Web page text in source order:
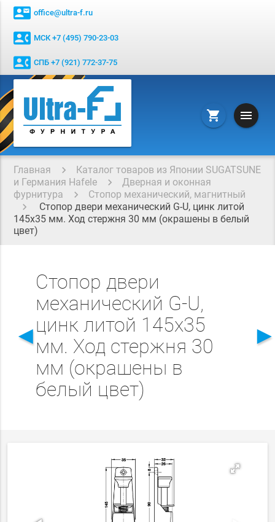
contact_mail office@ultra-f.ru
contact_phone МСК +7 (495) 790-23-03
contact_phone СПБ +7 (921) 772-37-75
shopping_cart menu
Главная
Каталог товаров из Японии SUGATSUNE
и Германия Hafele
Дверная и оконная
фурнитура
Стопор механический, магнитный
Стопор двери механический G-U, цинк литой
145х35 мм. Ход стержня 30 мм (окрашены в белый
цвет)
◄
Стопор двери
механический G-U,
цинк литой 145х35
мм. Ход стержня 30
мм (окрашены в
белый цвет)